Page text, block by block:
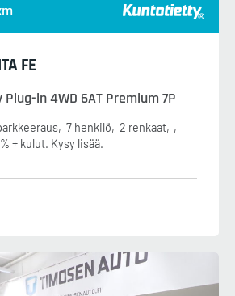
FE
Plug-in 4WD 6AT Premium 7P
7 henkilö
2 renkaat
+ kulut. Kysy lisää.